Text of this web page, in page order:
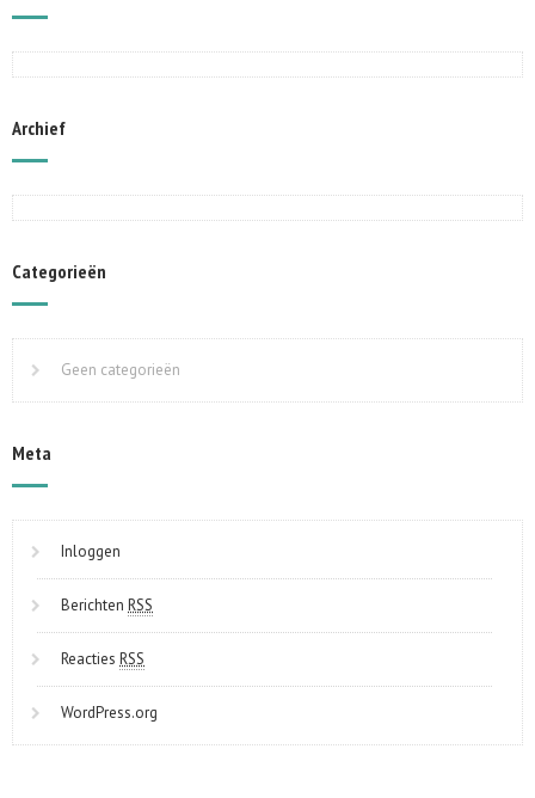
Archief
Categorieën
Geen categorieën
Meta
Inloggen
Berichten RSS
Reacties RSS
WordPress.org